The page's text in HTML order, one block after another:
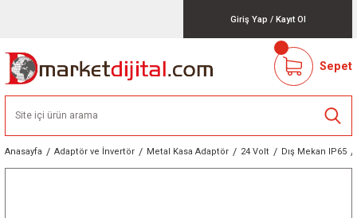
Giriş Yap / Kayıt Ol
Sepet
Anasayfa Adaptör ve İnvertör Metal Kasa Adaptör 24 Volt Dış Mekan IP65